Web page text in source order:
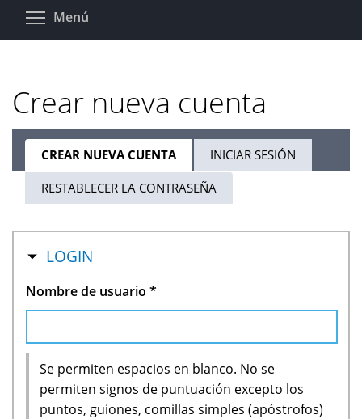
Pasar
Menú
Crear nueva cuenta
Solapas
principales
CREAR NUEVA CUENTA(SOLAPA
ACTIVA)
INICIAR SESIÓN
RESTABLECER LA CONTRASEÑA
OCULTAR
LOGIN
Nombre de usuario *
Se permiten espacios en blanco. No se
permiten signos de puntuación excepto los
puntos, guiones, comillas simples (apóstrofos)